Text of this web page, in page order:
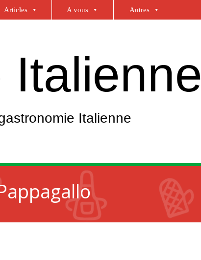
Articles A vous Autres
Italienne
Italienne